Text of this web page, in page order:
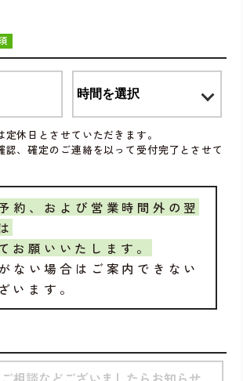
休日とさせていただきます。
、確定のご連絡を以って受付完了とさせて
約、および営業時間外の翌
お願いいたします。
ない場合はご案内できない
います。